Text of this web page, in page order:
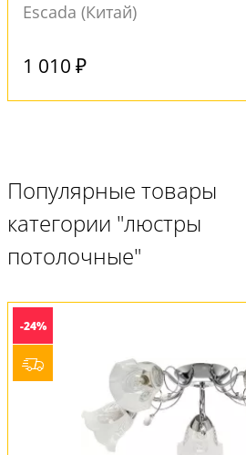
Escada (Китай)
1 010 ₽
Популярные товары
категории "люстры
потолочные"
-24%